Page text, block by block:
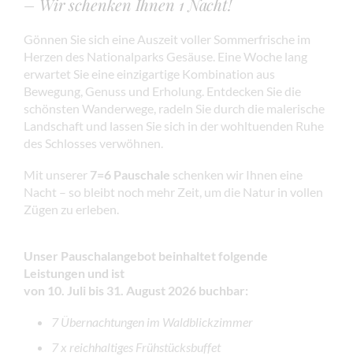
– Wir schenken Ihnen 1 Nacht!
Gönnen Sie sich eine Auszeit voller Sommerfrische im
Herzen des Nationalparks Gesäuse. Eine Woche lang
erwartet Sie eine einzigartige Kombination aus
Bewegung, Genuss und Erholung. Entdecken Sie die
schönsten Wanderwege, radeln Sie durch die malerische
Landschaft und lassen Sie sich in der wohltuenden Ruhe
des Schlosses verwöhnen.
Mit unserer 7=6 Pauschale schenken wir Ihnen eine
Nacht – so bleibt noch mehr Zeit, um die Natur in vollen
Zügen zu erleben.
Unser Pauschalangebot beinhaltet folgende
Leistungen und ist
von 10. Juli bis 31. August 2026 buchbar:
7 Übernachtungen im Waldblickzimmer
7 x reichhaltiges Frühstücksbuffet